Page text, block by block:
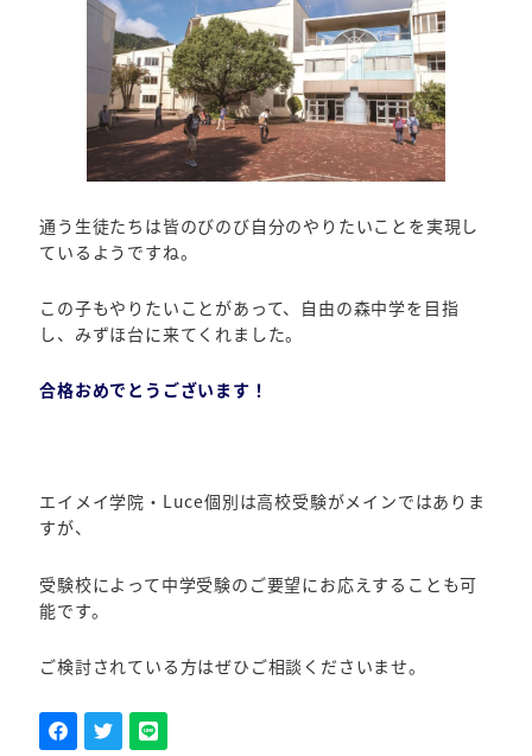
通う生徒たちは皆のびのび自分のやりたいことを実現し
ているようですね。
この子もやりたいことがあって、自由の森中学を目指
し、みずほ台に来てくれました。
合格おめでとうございます！
エイメイ学院・Luce個別は高校受験がメインではありま
すが、
受験校によって中学受験のご要望にお応えすることも可
能です。
ご検討されている方はぜひご相談くださいませ。